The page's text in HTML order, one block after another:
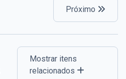
Próximo
Mostrar itens
relacionados